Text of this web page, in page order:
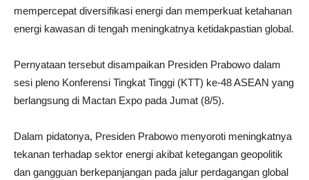
mempercepat diversifikasi energi dan memperkuat ketahanan
energi kawasan di tengah meningkatnya ketidakpastian global.
Pernyataan tersebut disampaikan Presiden Prabowo dalam
sesi pleno Konferensi Tingkat Tinggi (KTT) ke-48 ASEAN yang
berlangsung di Mactan Expo pada Jumat (8/5).
Dalam pidatonya, Presiden Prabowo menyoroti meningkatnya
tekanan terhadap sektor energi akibat ketegangan geopolitik
dan gangguan berkepanjangan pada jalur perdagangan global